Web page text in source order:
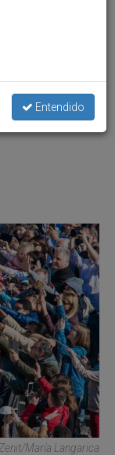
María Langarica
Entendido